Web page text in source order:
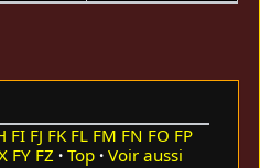
FI FJ FK FL FM FN FO FP
FY FZ Top Voir aussi